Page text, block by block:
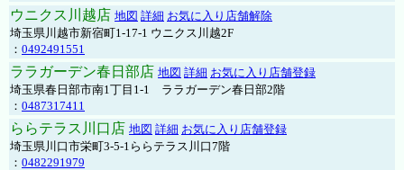
ウニクス川越店 地図 詳細 お気に入り店舗解除
埼玉県川越市新宿町1-17-1 ウニクス川越2F
： 0492491551
ララガーデン春日部店 地図 詳細 お気に入り店舗登録
埼玉県春日部市南1丁目1-1 ララガーデン春日部2階
： 0487317411
ららテラス川口店 地図 詳細 お気に入り店舗登録
埼玉県川口市栄町3-5-1ららテラス川口7階
： 0482291979